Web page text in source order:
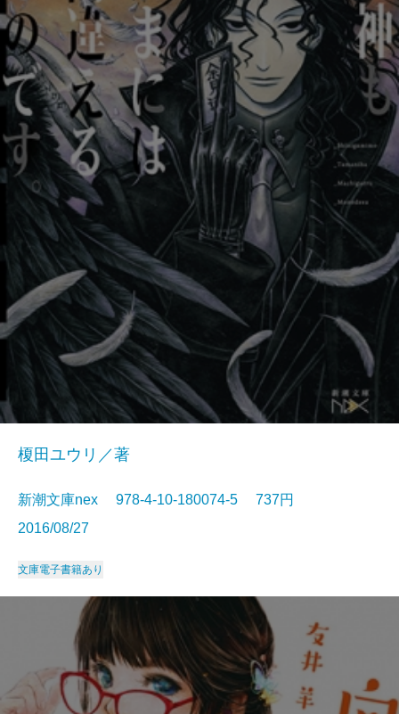
榎田ユウリ／著
新潮文庫nex 978-4-10-180074-5 737円
2016/08/27
文庫電子書籍あり